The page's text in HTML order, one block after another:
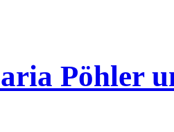
Pöhler